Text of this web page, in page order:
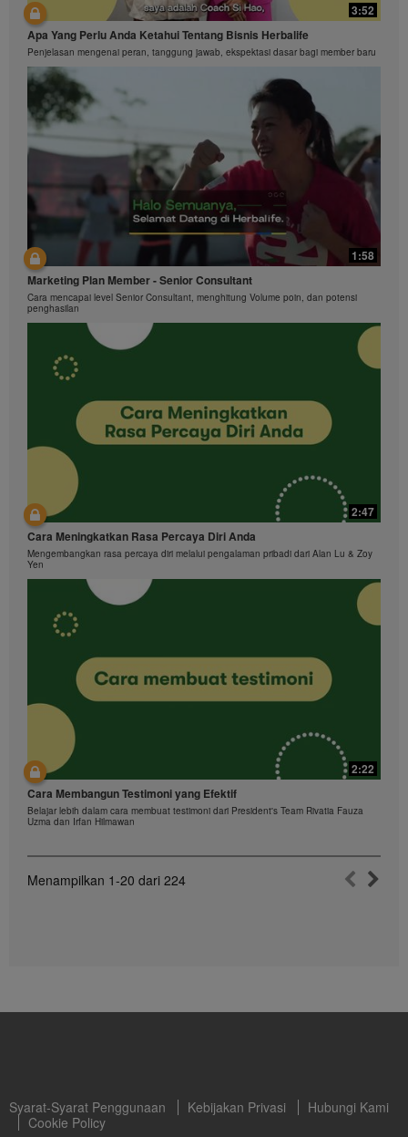
3:52
Apa Yang Perlu Anda Ketahui Tentang Bisnis Herbalife
Penjelasan mengenai peran, tanggung jawab, ekspektasi dasar bagi member baru
1:58
Marketing Plan Member - Senior Consultant
Cara mencapai level Senior Consultant, menghitung Volume poin, dan potensi
penghasilan
2:47
Cara Meningkatkan Rasa Percaya Diri Anda
Mengembangkan rasa percaya diri melalui pengalaman pribadi dari Alan Lu & Zoy
Yen
2:22
Cara Membangun Testimoni yang Efektif
Belajar lebih dalam cara membuat testimoni dari President's Team Rivatia Fauza
Uzma dan Irfan Hilmawan
Menampilkan 1-20 dari 224
Syarat-Syarat Penggunaan Kebijakan Privasi
Hubungi Kami
Cookie Policy